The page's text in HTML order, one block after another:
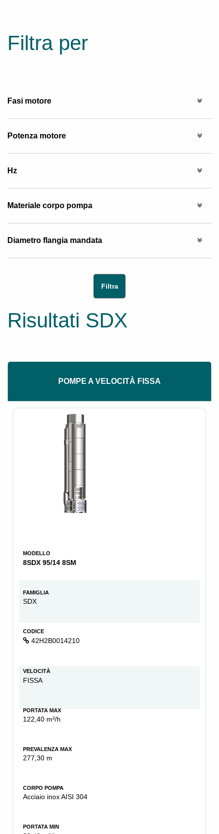
Filtra per
Fasi motore
Potenza motore
Hz
Materiale corpo pompa
Diametro flangia mandata
Risultati SDX
POMPE A VELOCITÀ FISSA
MODELLO
8SDX 95/14 8SM
FAMIGLIA
SDX
CODICE
42H2B0014210
VELOCITÀ
FISSA
PORTATA MAX
122,40 m³/h
PREVALENZA MAX
277,30 m
CORPO POMPA
Acciaio inox AISI 304
PORTATA MIN